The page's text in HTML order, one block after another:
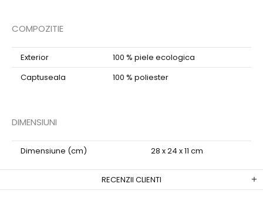
COMPOZITIE
Exterior
100 % piele ecologica
Captuseala
100 % poliester
DIMENSIUNI
Dimensiune (cm) 28 x 24 x 11 cm
RECENZII CLIENTI